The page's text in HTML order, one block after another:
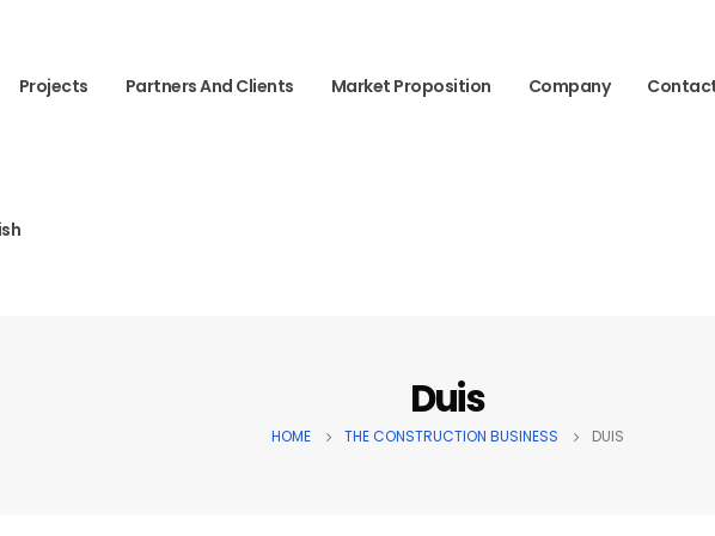
Projects Partners And Clients Market Proposition Company
Duis
HOME THE CONSTRUCTION BUSINESS DUIS